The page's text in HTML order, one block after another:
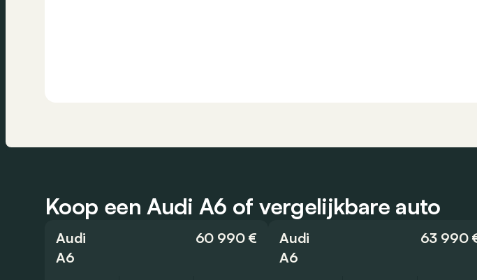
Koop een Audi A6 of vergelijkbare auto
Audi
A6
60 990 €
Audi
A6
63 990